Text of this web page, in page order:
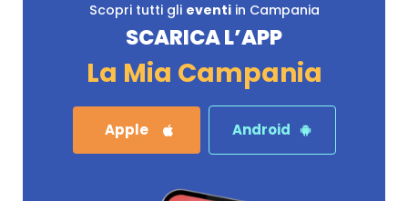
Scopri tutti gli eventiin Campania
SCARICA L’APP
La Mia Campania
Apple Android